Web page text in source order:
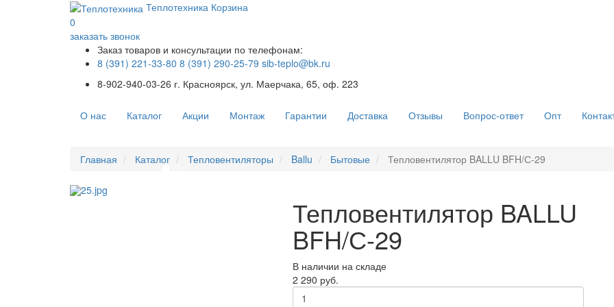
Теплотехника Корзина
0
заказать звонок
Заказ товаров и консультации по телефонам:
8 (391) 221-33-80 8 (391) 290-25-79 sib-teplo@bk.ru
8-902-940-03-26 г. Красноярск, ул. Маерчака, 65, оф. 223
О нас Каталог Акции Монтаж Гарантии Доставка Отзывы Вопрос-ответ Опт
Главная Каталог Тепловентиляторы Ballu Бытовые Тепловентилятор BALLU BFH/С-29
Тепловентилятор BALLU
BFH/С-29
В наличии на складе
2 290 руб.